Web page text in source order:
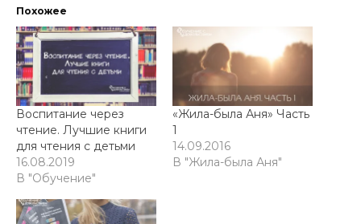
Похожее
Воспитание через
чтение. Лучшие книги
для чтения с детьми
16.08.2019
В "Обучение"
«Жила-была Аня» Часть
1
14.09.2016
В "Жила-была Аня"